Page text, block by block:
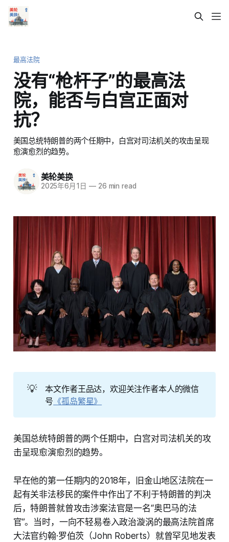
最高法院
没有“枪杆子”的最高法
院，能否与白宫正面对
抗？
美国总统特朗普的两个任期中，白宫对司法机关的攻击呈现
愈演愈烈的趋势。
美轮美换
2025年6月1日 —26 min read
💡
本文作者王品达，欢迎关注作者本人的微信
号 《孤岛繁星》
美国总统特朗普的两个任期中，白宫对司法机关的攻
击呈现愈演愈烈的趋势。
早在他的第一任期内的2018年，旧金山地区法院在一
起有关非法移民的案件中作出了不利于特朗普的判决
后，特朗普就曾攻击涉案法官是一名“奥巴马的法
官”。当时，一向不轻易卷入政治漩涡的最高法院首席
大法官约翰·罗伯茨（John Roberts）就曾罕见地发表